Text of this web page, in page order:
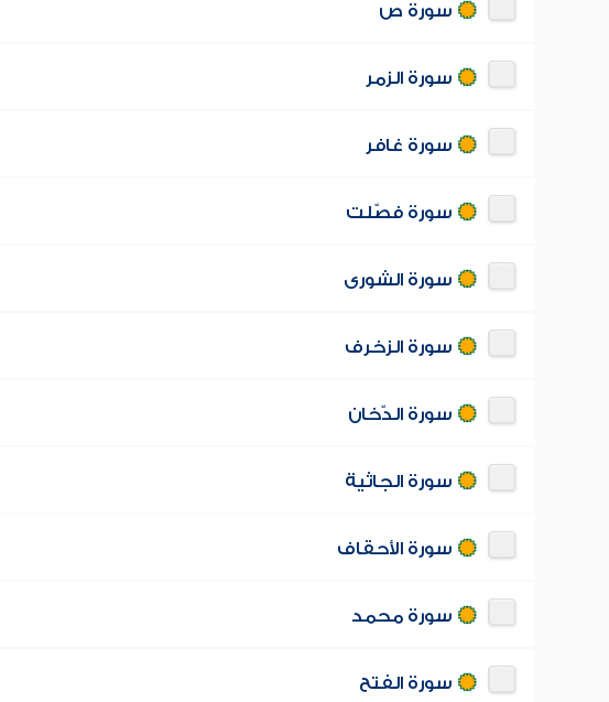
سورة ص
سورة الزمر
سورة غافر
سورة فصّلت
سورة الشورى
سورة الزخرف
سورة الدّخان
سورة الجاثية
سورة الأحقاف
سورة محمد
سورة الفتح